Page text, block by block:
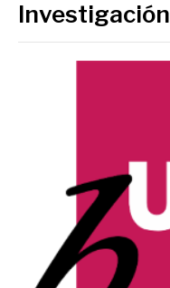
Investigación